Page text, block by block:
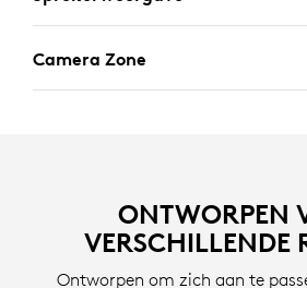
meerdere deelnemers die met
Het biedt een webcam-ervaring
Voor scenario's waar de hele
getoond, kadert Group View alle
Camera Zone
ONTWORPEN
VERSCHILLENDE
Ontworpen om zich aan te